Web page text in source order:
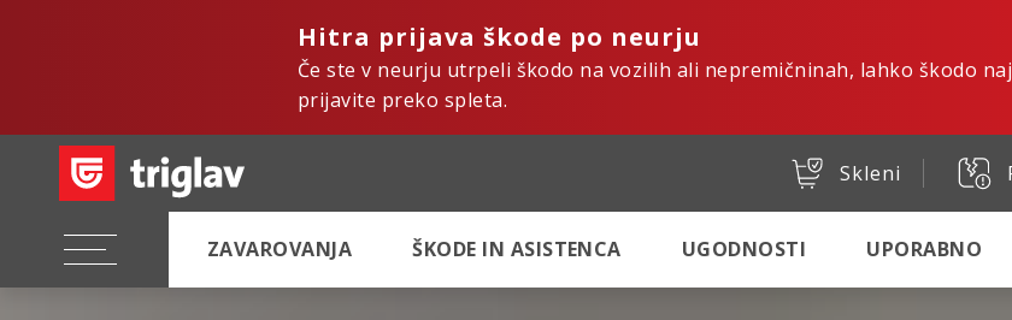
Hitra prijava škode po neurju
Če ste v neurju utrpeli škodo na vozilih ali nepremičninah, lahko škodo
prijavite preko spleta.
Skleni
ZAVAROVANJA ŠKODE IN ASISTENCA UGODNOSTI UPORABNO